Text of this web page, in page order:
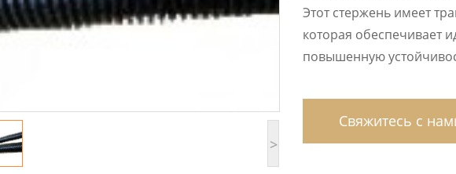
>
Этот стержень имеет
которая обеспечивает
повышенную
Свяжитесь с